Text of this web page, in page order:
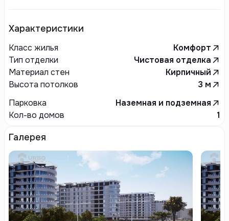
Характеристики
Класс жилья
Комфорт
Тип отделки
Чистовая отделка
Материал стен
Кирпичный
Высота потолков
3 м
Парковка
Наземная и подземная
Кол-во домов
1
Галерея